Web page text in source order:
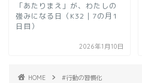
「あたりまえ」が、わたしの
強みになる日（K32｜7の月1
日目）
2026年1月10日
HOME #行動の習慣化